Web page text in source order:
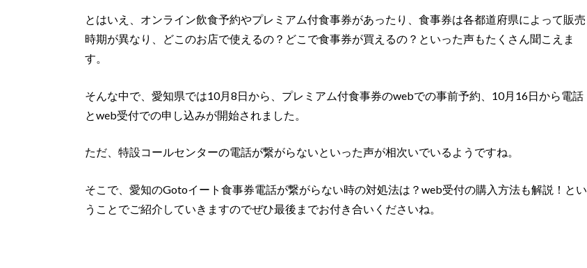
とはいえ、オンライン飲食予約やプレミアム付食事券があったり、食事券は各都道府県によって販売
時期が異なり、どこのお店で使えるの？どこで食事券が買えるの？といった声もたくさん聞こえま
す。
そんな中で、愛知県では10月8日から、プレミアム付食事券のwebでの事前予約、10月16日から電話
とweb受付での申し込みが開始されました。
ただ、特設コールセンターの電話が繋がらないといった声が相次いでいるようですね。
そこで、愛知のGotoイート食事券電話が繋がらない時の対処法は？web受付の購入方法も解説！とい
うことでご紹介していきますのでぜひ最後までお付き合いくださいね。